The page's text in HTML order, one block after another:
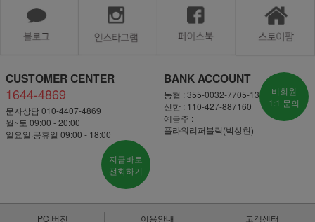
CUSTOMER CENTER
1644-4869
문자상담 010-4407-4869
월~토 09:00 - 20:00
일요일·공휴일 09:00 - 18:00
지금바로
전화하기
BANK ACCOUNT
농협 : 355-0032-7705-13
신한 : 110-427-887160
예금주 :
플라워리퍼블릭(박상현)
비회원
1:1 문의
PC 버전 이용안내 고객센터